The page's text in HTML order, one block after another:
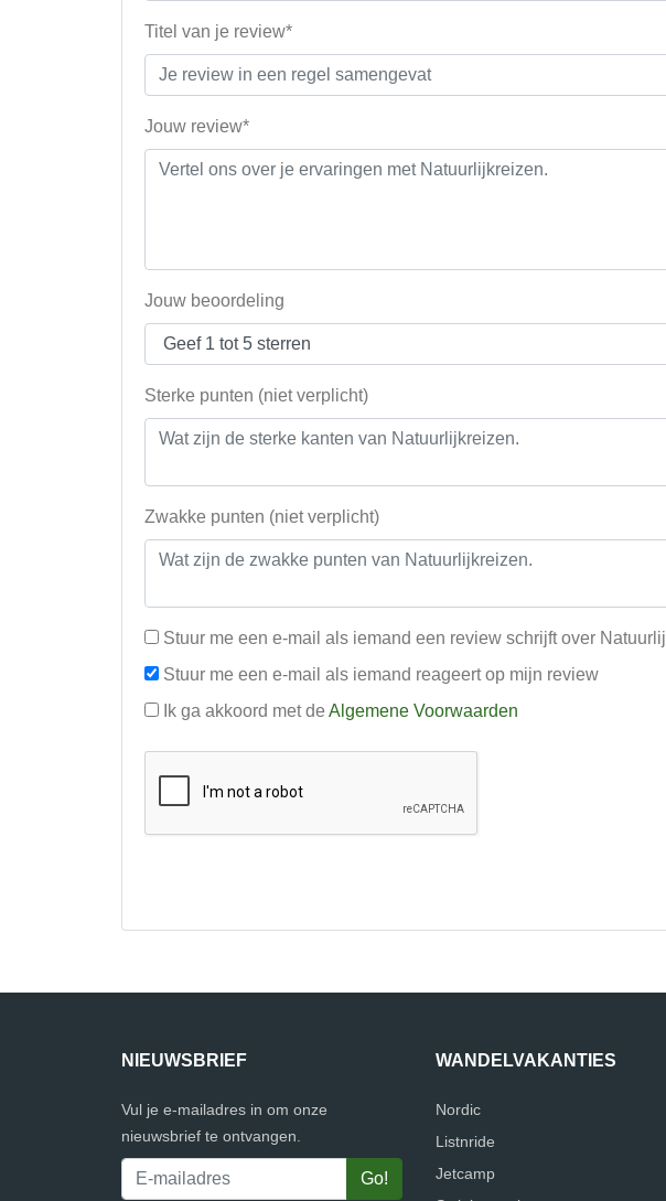
Titel van je review*
Jouw review*
Jouw beoordeling
Sterke punten (niet verplicht)
Zwakke punten (niet verplicht)
Stuur me een e-mail als iemand een review schrijft over
Stuur me een e-mail als iemand reageert op mijn review
Ik ga akkoord met de Algemene Voorwaarden
NIEUWSBRIEF
Vul je e-mailadres in om onze
nieuwsbrief te ontvangen.
WANDELVAKANTIES
Nordic
Listnride
Jetcamp